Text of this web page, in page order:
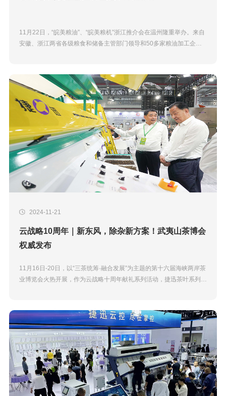
11月22日，“皖美粮油”、“皖美粮机”浙江推介会在温州隆重举办。来自
安徽、浙江两省各级粮食和储备主管部门领导和50多家粮油加工企业
2024-11-21
云战略10周年｜新东风，除杂新方案！武夷山茶博会
权威发布
11月16日-20日，以“三茶统筹·融合发展”为主题的第十六届海峡两岸茶
业博览会火热开展，作为云战略十周年献礼系列活动，捷迅茶叶系列新